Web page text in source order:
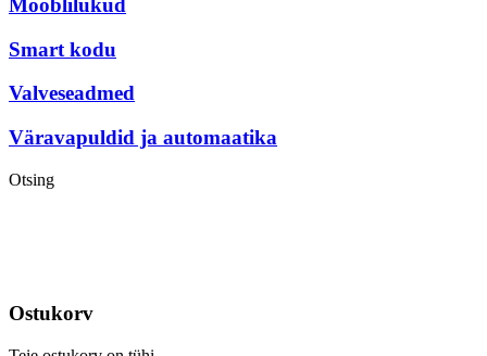
Mööblilukud
Smart kodu
Valveseadmed
Väravapuldid ja automaatika
Otsing
Ostukorv